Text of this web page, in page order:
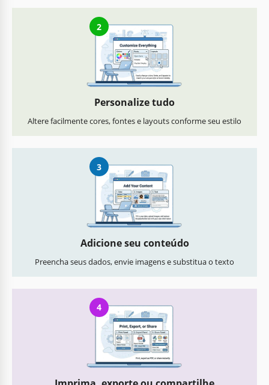
2
Personalize tudo
Altere facilmente cores, fontes e layouts conforme seu estilo
3
Adicione seu conteúdo
Preencha seus dados, envie imagens e substitua o texto
4